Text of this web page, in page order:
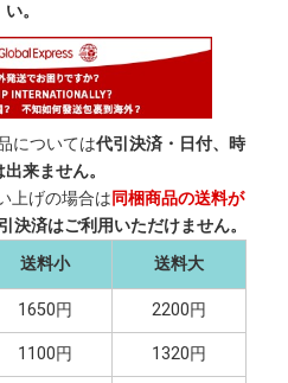
い。
については代引決済・日付、時
来ません。
上げの場合は同梱商品の送料が
決済はご利用いただけません。
送料小
送料大
1650円 2200円
1100円 1320円